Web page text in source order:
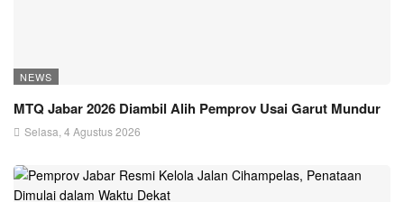
NEWS
MTQ Jabar 2026 Diambil Alih Pemprov Usai Garut Mundur
Selasa, 4 Agustus 2026